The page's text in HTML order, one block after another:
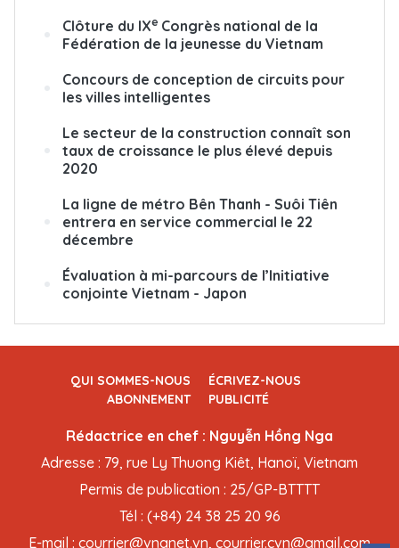
Clôture du IXe Congrès national de la
Fédération de la jeunesse du Vietnam
Concours de conception de circuits pour
les villes intelligentes
Le secteur de la construction connaît son
taux de croissance le plus élevé depuis
2020
La ligne de métro Bên Thanh - Suôi Tiên
entrera en service commercial le 22
décembre
Évaluation à mi-parcours de l’Initiative
conjointe Vietnam - Japon
QUI SOMMES-NOUS
ÉCRIVEZ-NOUS
ABONNEMENT
PUBLICITÉ
Rédactrice en chef : Nguyễn Hồng Nga
Adresse : 79, rue Ly Thuong Kiêt, Hanoï, Vietnam
Permis de publication : 25/GP-BTTTT
Tél : (+84) 24 38 25 20 96
E-mail : courrier@vnanet.vn, courrier.cvn@gmail.com